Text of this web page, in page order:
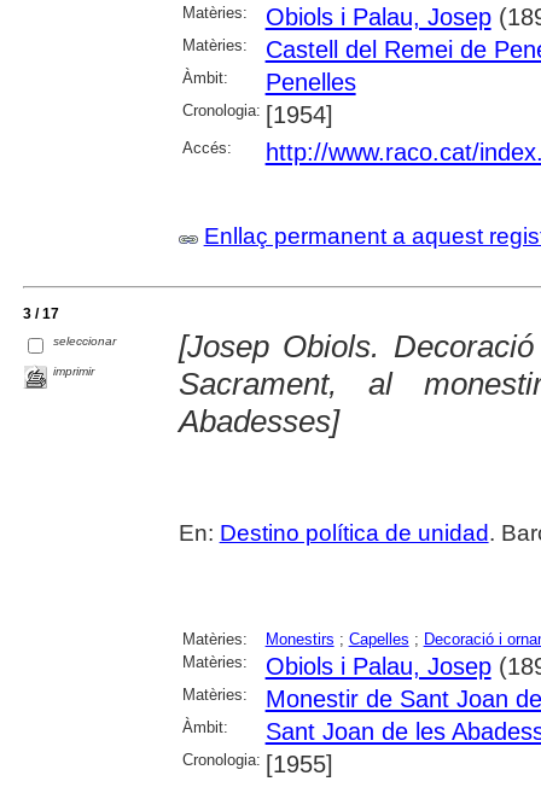
Matèries:
Obiols i Palau, Josep
Matèries: Castell del Remei de
Àmbit: Penelles
Cronologia: [1954]
Accés: http://www.raco.cat/
Enllaç permanent a aquest
3 / 17
seleccionar
imprimir
[Josep Obiols.
Sacrament, al
Abadesses]
En: Destino política de unidad.
Matèries: Monestirs ; Capelles ; Decoració i
Matèries:
Obiols i Palau, Josep
Matèries: Monestir de Sant Joan
Àmbit: Sant Joan de les
Cronologia: [1955]